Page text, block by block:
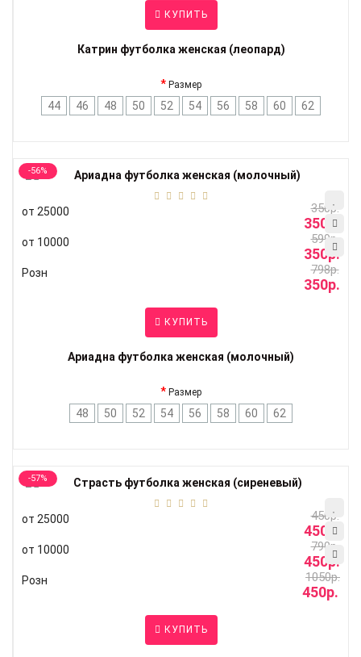
КУПИТЬ
Катрин футболка женская (леопард)
Размер
44 46 48 50 52 54 56 58 60 62
-56%
от 25000 350р.
350р.
от 10000 599р.
350р.
Розн 798р.
350р.
КУПИТЬ
Ариадна футболка женская (молочный)
Размер
48 50 52 54 56 58 60 62
-57%
от 25000 450р.
450р.
от 10000 790р.
450р.
Розн 1050р.
450р.
КУПИТЬ